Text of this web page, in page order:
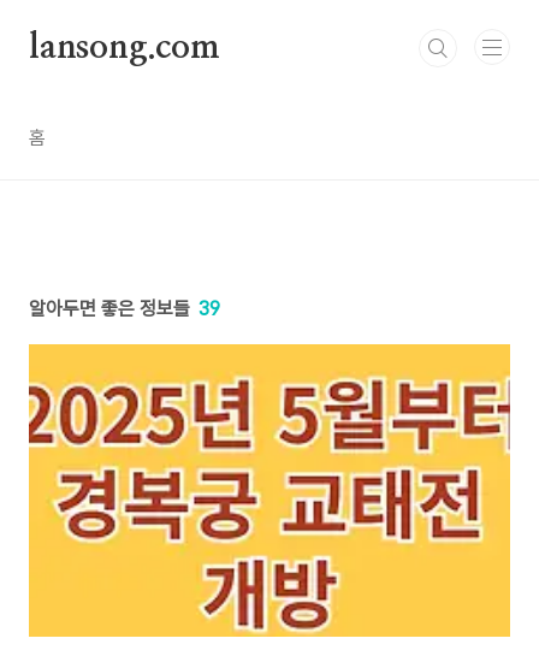
lansong.com
홈
알아두면 좋은 정보들 39